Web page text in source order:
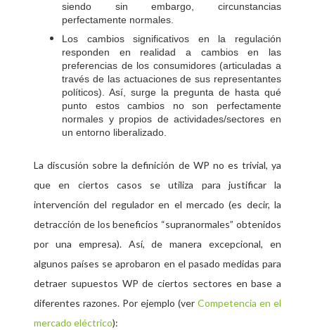
siendo sin embargo, circunstancias
perfectamente normales.
Los cambios significativos en la regulación
responden en realidad a cambios en las
preferencias de los consumidores (articuladas a
través de las actuaciones de sus representantes
políticos). Así, surge la pregunta de hasta qué
punto estos cambios no son perfectamente
normales y propios de actividades/sectores en
un entorno liberalizado.
La discusión sobre la definición de WP no es trivial, ya
que en ciertos casos se utiliza para justificar la
intervención del regulador en el mercado (es decir, la
detracción de los beneficios “supranormales” obtenidos
por una empresa). Así, de manera excepcional, en
algunos países se aprobaron en el pasado medidas para
detraer supuestos WP de ciertos sectores en base a
diferentes razones. Por ejemplo (ver Competencia en el
mercado eléctrico):